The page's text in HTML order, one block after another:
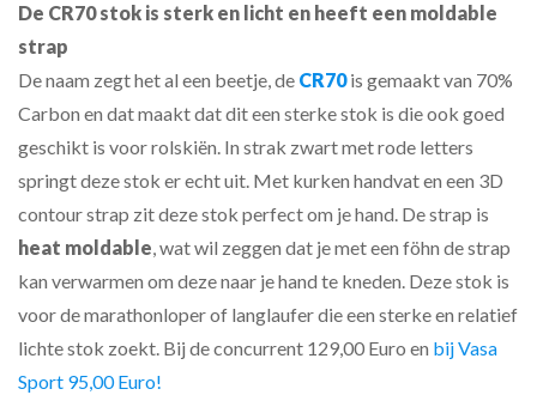
De CR70 stok is sterk en licht en heeft een moldable
strap
De naam zegt het al een beetje, de CR70 is gemaakt van 70%
Carbon en dat maakt dat dit een sterke stok is die ook goed
geschikt is voor rolskiën. In strak zwart met rode letters
springt deze stok er echt uit. Met kurken handvat en een 3D
contour strap zit deze stok perfect om je hand. De strap is
heat moldable, wat wil zeggen dat je met een föhn de strap
kan verwarmen om deze naar je hand te kneden. Deze stok is
voor de marathonloper of langlaufer die een sterke en relatief
lichte stok zoekt. Bij de concurrent 129,00 Euro en bij Vasa
Sport 95,00 Euro!